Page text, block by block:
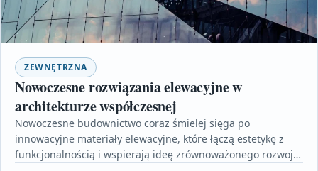
ZEWNĘTRZNA
Nowoczesne rozwiązania elewacyjne w
architekturze współczesnej
Nowoczesne budownictwo coraz śmielej sięga po
innowacyjne materiały elewacyjne, które łączą estetykę z
funkcjonalnością i wspierają ideę zrównoważonego rozwoju.